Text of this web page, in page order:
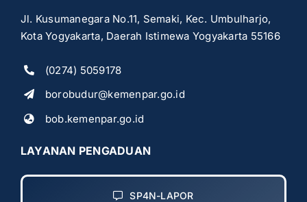
Jl. Kusumanegara No.11, Semaki, Kec. Umbulharjo,
Kota Yogyakarta, Daerah Istimewa Yogyakarta 55166
(0274) 5059178
borobudur@kemenpar.go.id
bob.kemenpar.go.id
LAYANAN PENGADUAN
SP4N-LAPOR